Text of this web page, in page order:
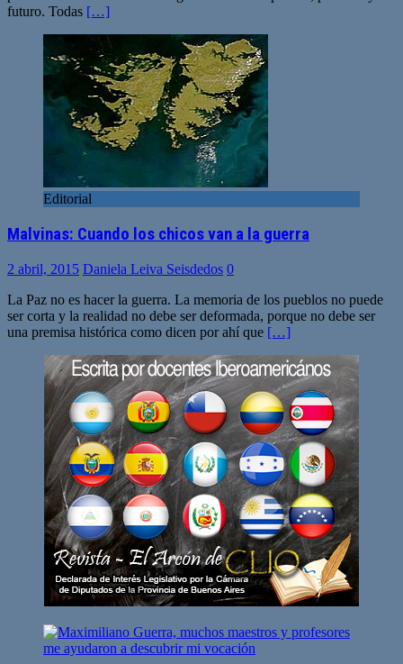
futuro. Todas […]
Editorial
Malvinas: Cuando los chicos van a la guerra
2 abril, 2015 Daniela Leiva Seisdedos 0
La Paz no es hacer la guerra. La memoria de los pueblos no puede
ser corta y la realidad no debe ser deformada, porque no debe ser
una premisa histórica como dicen por ahí que […]